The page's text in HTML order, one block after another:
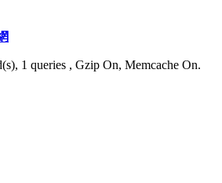
1 queries , Gzip On, Memcache On.